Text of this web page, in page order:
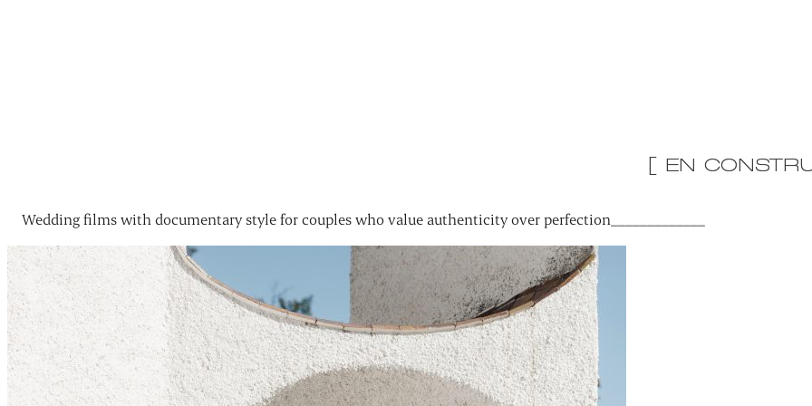
[ EN
Wedding films with documentary style for couples who value authenticity over perfection_____________